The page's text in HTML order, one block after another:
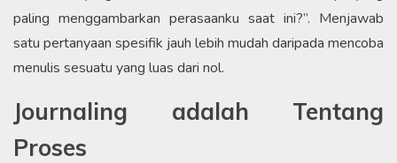
paling menggambarkan perasaanku saat ini?”. Menjawab
satu pertanyaan spesifik jauh lebih mudah daripada mencoba
menulis sesuatu yang luas dari nol.
Journaling adalah Tentang
Proses